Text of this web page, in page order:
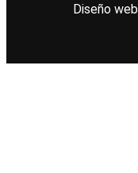
Diseño web